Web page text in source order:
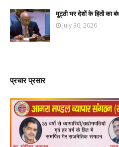
मुट्ठी भर देशों के हितों का
July 30, 2026
प्रचार प्रसार